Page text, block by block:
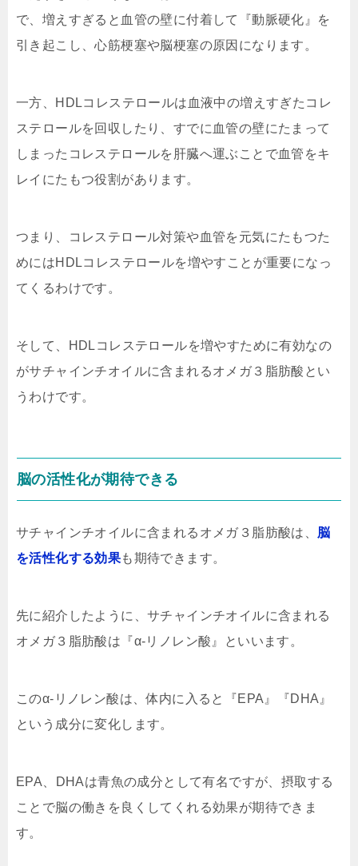
で、増えすぎると血管の壁に付着して『動脈硬化』を
引き起こし、心筋梗塞や脳梗塞の原因になります。
一方、HDLコレステロールは血液中の増えすぎたコレ
ステロールを回収したり、すでに血管の壁にたまって
しまったコレステロールを肝臓へ運ぶことで血管をキ
レイにたもつ役割があります。
つまり、コレステロール対策や血管を元気にたもつた
めにはHDLコレステロールを増やすことが重要になっ
てくるわけです。
そして、HDLコレステロールを増やすために有効なの
がサチャインチオイルに含まれるオメガ３脂肪酸とい
うわけです。
脳の活性化が期待できる
サチャインチオイルに含まれるオメガ３脂肪酸は、 脳
を活性化する効果も期待できます。
先に紹介したように、サチャインチオイルに含まれる
オメガ３脂肪酸は『α-リノレン酸』といいます。
このα-リノレン酸は、体内に入ると『EPA』『DHA』
という成分に変化します。
EPA、DHAは青魚の成分として有名ですが、摂取する
ことで脳の働きを良くしてくれる効果が期待できま
す。